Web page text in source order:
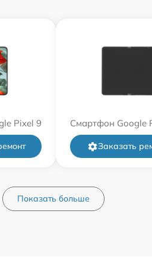
Pixel 9 Смартфон Google
Заказать
Показать больше